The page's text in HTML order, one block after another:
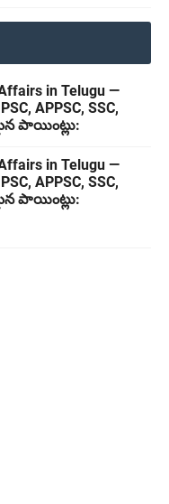
in Telugu —
APPSC, SSC,
పాయింట్లు:
in Telugu —
APPSC, SSC,
పాయింట్లు: